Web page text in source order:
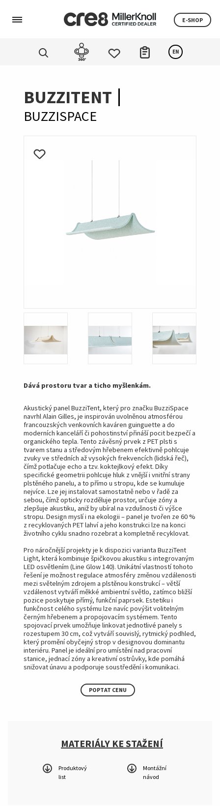
E-SHOP
EN
BUZZITENT
BUZZISPACE
Dává prostoru tvar a ticho myšlenkám.
Akustický panel BuzziTent, který pro značku BuzziSpace
navrhl Alain Gilles, je inspirován uvolněnou atmosférou
francouzských venkovních kaváren guinguette a do
moderních kanceláří či pohostinství přináší pocit bezpečí a
organického tepla. Tento závěsný prvek z PET plsti s
tvarem stanu a středovým hřebenem efektivně pohlcuje
zvuky ve středních až vysokých frekvencích (lidská řeč),
čímž potlačuje echo a tzv. koktejlkový efekt. Díky
specifické geometrii pohlcuje hluk z vnější i vnitřní strany
plstěného panelu, a to přímo u stropu, kde se kumuluje
nejvíce. Lze jej instalovat samostatně nebo v řadě za
sebou, čímž opticky rozděluje prostor, určuje zóny a
zlepšuje akustiku, aniž by ubíral na vzdušnosti či výšce
stropu. Design myslí i na ekologii – panel je tvořen ze 60 %
z recyklovaných PET lahví a jeho konstrukci lze na konci
životního cyklu snadno rozebrat a kompletně recyklovat.
Pro náročnější projekty je k dispozici varianta BuzziTent
Light, která kombinuje špičkovou akustiku s integrovaným
LED osvětlením (Line Glow 140). Unikátní vlastností tohoto
řešení je možnost regulace atmosféry změnou vzdálenosti
mezi světelným zdrojem a plstěnou konstrukcí – větší
vzdálenost vytváří měkké ambientní světlo, zatímco bližší
pozice poskytuje přímý, funkční paprsek. Estetiku i
funkčnost celého systému lze navíc povýšit volitelným
černým hřebenem a propojovacím systémem. Tento
spojovací prvek umožňuje linkovat jednotlivé panely s
rozestupem 30 cm, což vytváří souvislý, rytmický podhled,
který promění obyčejný strop v designovou dominantu
interiéru. Panel je ideální pro umístění nad pracovní
stanice, jednací zóny a kreativní ostrůvky, kde pomáhá
snižovat únavu a podporuje soustředění i komunikaci.
POPTAT CENU
MATERIÁLY KE STAŽENÍ
Produktový
list
Montážní
návod